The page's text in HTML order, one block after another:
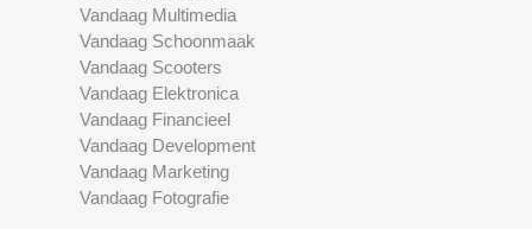
Vandaag Multimedia
Vandaag Schoonmaak
Vandaag Scooters
Vandaag Elektronica
Vandaag Financieel
Vandaag Development
Vandaag Marketing
Vandaag Fotografie